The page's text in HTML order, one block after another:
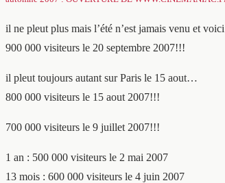
il ne pleut plus mais l’été n’est jamais venu et
900 000 visiteurs le 20 septembre 2007!!!
il pleut toujours autant sur Paris le 15 aout…
800 000 visiteurs le 15 aout 2007!!!
700 000 visiteurs le 9 juillet 2007!!!
1 an : 500 000 visiteurs le 2 mai 2007
13 mois : 600 000 visiteurs le 4 juin 2007